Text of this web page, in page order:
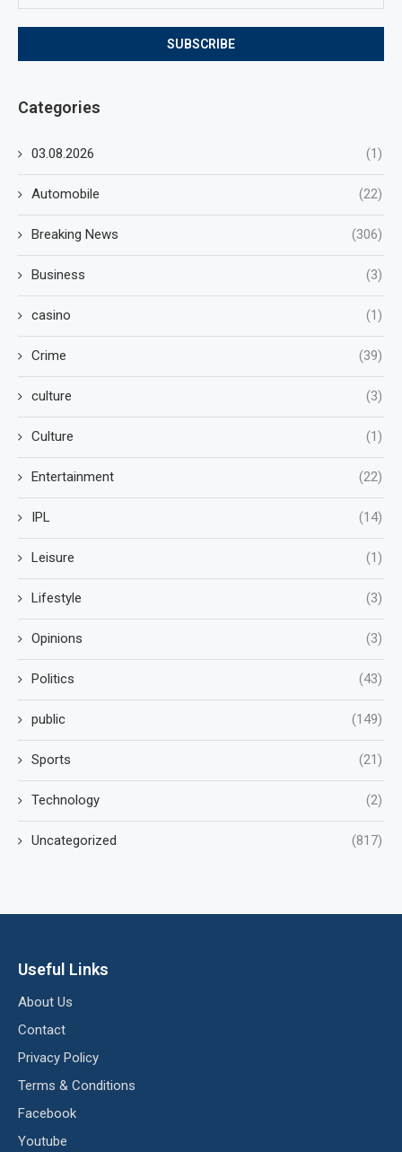
Categories
03.08.2026 (1)
Automobile (22)
Breaking News (306)
Business (3)
casino (1)
Crime (39)
culture (3)
Culture (1)
Entertainment (22)
IPL (14)
Leisure (1)
Lifestyle (3)
Opinions (3)
Politics (43)
public (149)
Sports (21)
Technology (2)
Uncategorized (817)
Useful Links
About Us
Contact
Privacy Policy
Terms & Conditions
Facebook
Youtube